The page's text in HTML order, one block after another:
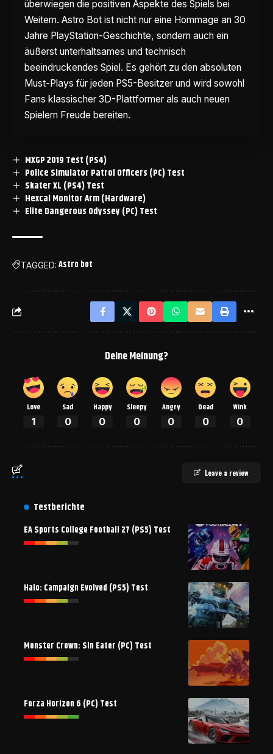
überwiegen die positiven Aspekte des Spiels bei
Weitem. Astro Bot ist nicht nur eine Hommage an 30
Jahre PlayStation-Geschichte, sondern auch ein
äußerst unterhaltsames und technisch
beeindruckendes Spiel. Es gehört zu den absoluten
Must-Plays für jeden PS5-Besitzer und wird sowohl
Fans klassischer 3D-Plattformer als auch neuen
Spielern Freude bereiten.
MXGP 2019 Test (PS4)
Police Simulator Patrol Officers (PC) Test
Skater XL (PS4) Test
Hexcal Monitor Arm (Hardware)
Elite Dangerous Odyssey (PC) Test
TAGGED: Astro bot
Deine Meinung?
Love
1
Sad
0
Happy
0
Sleepy
0
Angry
0
Dead
0
Wink
0
Leave a review
Testberichte
EA Sports College Football 27 (PS5) Test
Halo: Campaign Evolved (PS5) Test
Monster Crown: Sin Eater (PC) Test
Forza Horizon 6 (PC) Test